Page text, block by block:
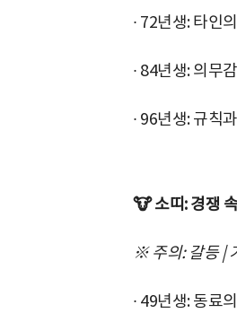
∙ 72년생: 타인
∙ 84년생: 의무
∙ 96년생: 규칙
🐮 소띠: 경쟁
※ 주의: 갈등 |
∙ 49년생: 동료